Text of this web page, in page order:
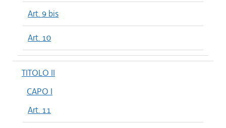
Art. 9 bis
Art. 10
TITOLO II
CAPO I
Art. 11